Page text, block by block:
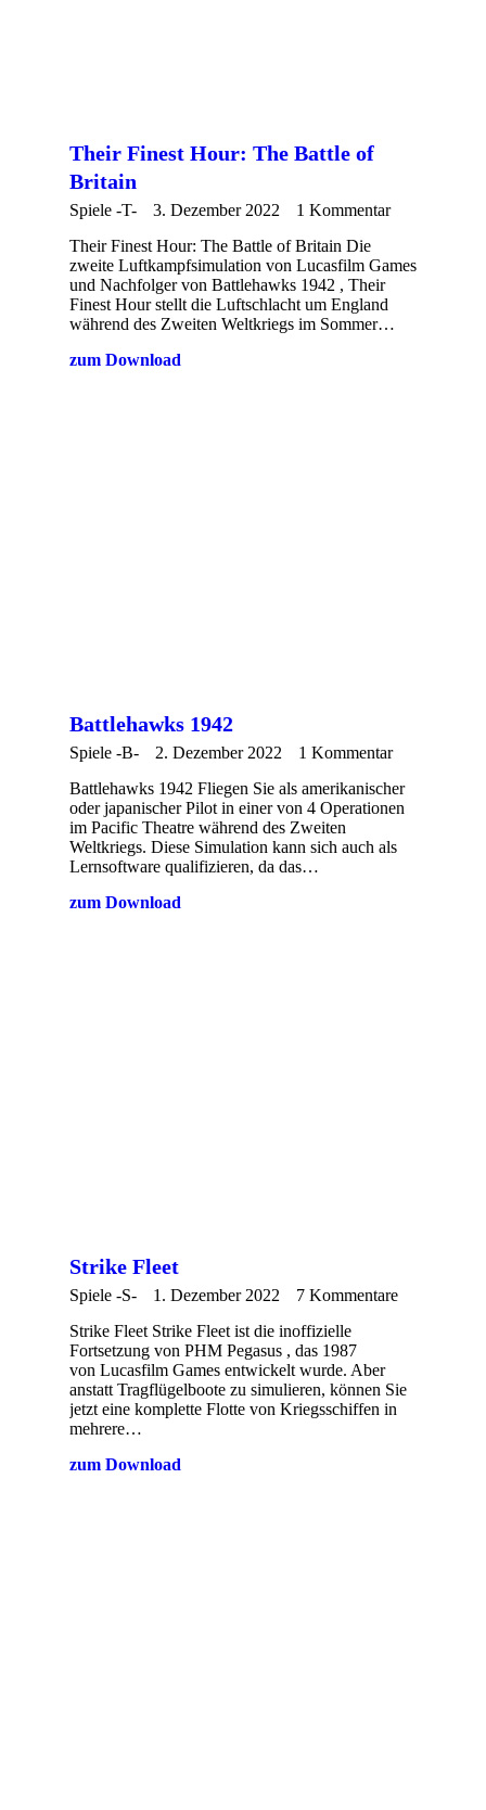
Their Finest Hour: The Battle of
Britain
Spiele -T- 3. Dezember 2022
1 Kommentar
Their Finest Hour: The Battle of Britain Die
zweite Luftkampfsimulation von Lucasfilm Games
und Nachfolger von Battlehawks 1942 , Their
Finest Hour stellt die Luftschlacht um England
während des Zweiten Weltkriegs im Sommer…
zum Download
Battlehawks 1942
Spiele -B- 2. Dezember 2022
1 Kommentar
Battlehawks 1942 Fliegen Sie als amerikanischer
oder japanischer Pilot in einer von 4 Operationen
im Pacific Theatre während des Zweiten
Weltkriegs. Diese Simulation kann sich auch als
Lernsoftware qualifizieren, da das…
zum Download
Strike Fleet
Spiele -S- 1. Dezember 2022
7 Kommentare
Strike Fleet Strike Fleet ist die inoffizielle
Fortsetzung von PHM Pegasus , das 1987
von Lucasfilm Games entwickelt wurde. Aber
anstatt Tragflügelboote zu simulieren, können Sie
jetzt eine komplette Flotte von Kriegsschiffen in
mehrere…
zum Download